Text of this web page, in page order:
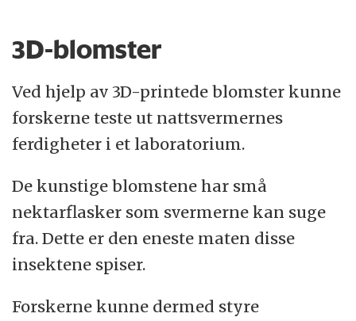
3D-blomster
Ved hjelp av 3D-printede blomster kunne
forskerne teste ut nattsvermernes
ferdigheter i et laboratorium.
De kunstige blomstene har små
nektarflasker som svermerne kan suge
fra. Dette er den eneste maten disse
insektene spiser.
Forskerne kunne dermed styre